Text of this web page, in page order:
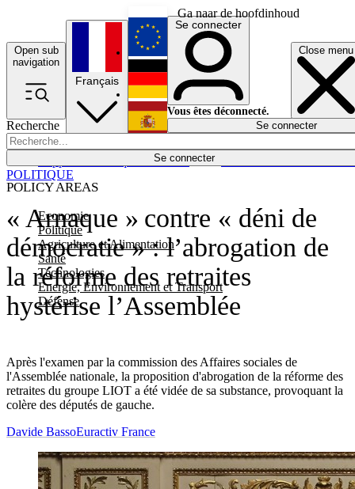
Ga naar de hoofdinhoud
Open sub
navigation
Close menu
Recherche
Se connecter
POLICY AREAS
Economie
Politique
Agriculture et Alimentation
Santé
Technologies
Energie, Environnement et Transport
Défense
Économie
Français
English
Deutsch
Español
Se connecter
Vous êtes déconnecté.
Se connecter
« Arnaque » contre « déni de
démocratie » : l’abrogation de
la réforme des retraites
hystérise l’Assemblée
Après l'examen par la commission des Affaires sociales de
l'Assemblée nationale, la proposition d'abrogation de la réforme des
retraites du groupe LIOT a été vidée de sa substance, provoquant la
colère des députés de gauche.
POLITIQUE
Davide BassoEuractiv France